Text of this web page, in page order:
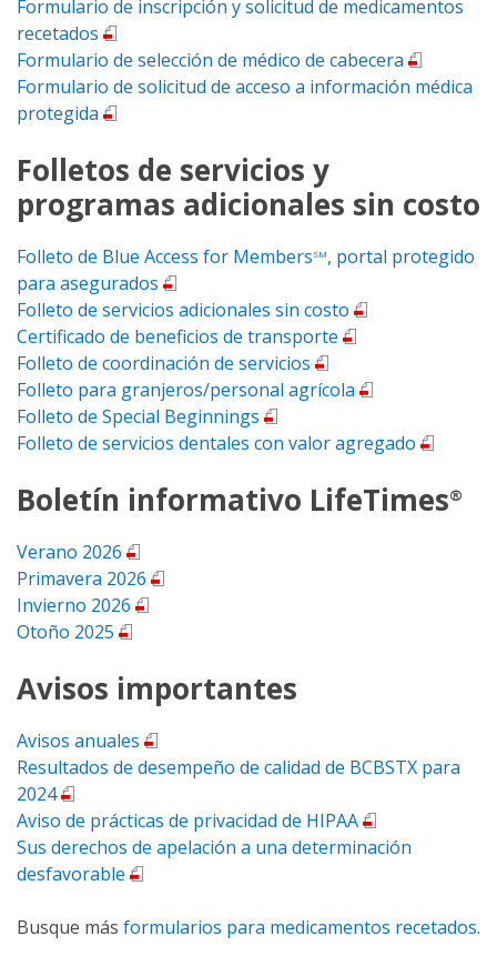
Formulario de inscripción y solicitud de medicamentos
recetados
Formulario de selección de médico de cabecera
Formulario de solicitud de acceso a información médica
protegida
Folletos de servicios y
programas adicionales sin costo
Folleto de Blue Access for MembersSM, portal protegido
para asegurados
Folleto de servicios adicionales sin costo
Certificado de beneficios de transporte
Folleto de coordinación de servicios
Folleto para granjeros/personal agrícola
Folleto de Special Beginnings
Folleto de servicios dentales con valor agregado
Boletín informativo LifeTimes®
Verano 2026
Primavera 2026
Invierno 2026
Otoño 2025
Avisos importantes
Avisos anuales
Resultados de desempeño de calidad de BCBSTX para
2024
Aviso de prácticas de privacidad de HIPAA
Sus derechos de apelación a una determinación
desfavorable
Busque más formularios para medicamentos recetados.